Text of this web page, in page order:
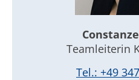
Teamleiterin
Tel.: +49
Um Inhalte von